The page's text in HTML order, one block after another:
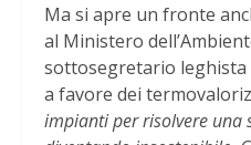
Ma si apre un fronte
al Ministero
sottosegretario leghista
a favore dei
impianti per risolvere una